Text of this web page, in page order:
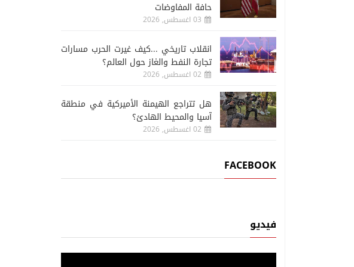
حافة المفاوضات
03 اغسطس, 2026
انقلاب تاريخي ...كيف غيرت الحرب مسارات
تجارة النفط والغاز حول العالم؟
02 اغسطس, 2026
هل تتراجع الهيمنة الأميركية في منطقة
آسيا والمحيط الهادئ؟
02 اغسطس, 2026
FACEBOOK
فيديو